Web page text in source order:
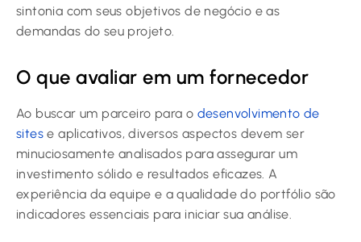
sintonia com seus objetivos de negócio e as
demandas do seu projeto.
O que avaliar em um fornecedor
Ao buscar um parceiro para o desenvolvimento de
sites e aplicativos, diversos aspectos devem ser
minuciosamente analisados para assegurar um
investimento sólido e resultados eficazes. A
experiência da equipe e a qualidade do portfólio são
indicadores essenciais para iniciar sua análise.